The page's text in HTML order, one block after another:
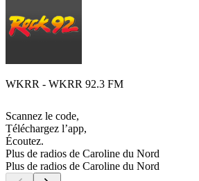
WKRR - WKRR 92.3 FM
Scannez le code,
Téléchargez l’app,
Écoutez.
Plus de radios de Caroline du Nord
Plus de radios de Caroline du Nord